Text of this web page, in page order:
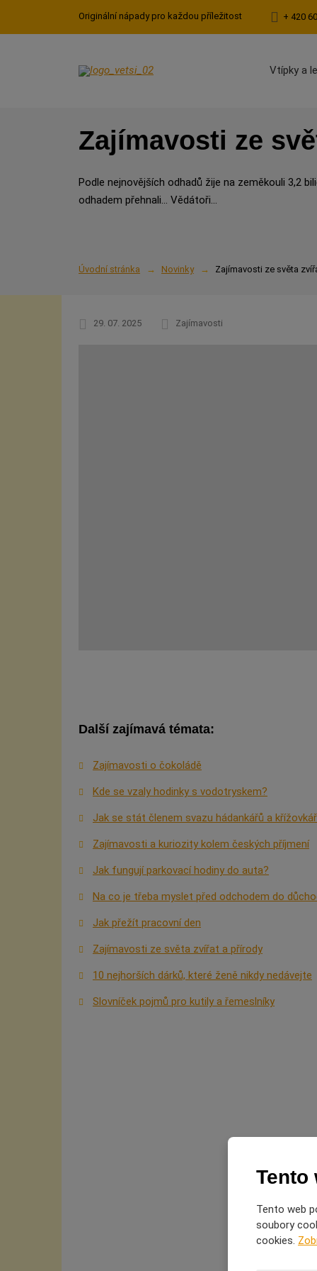
Originální nápady pro každou příležitost + 420
Vtípky a
Zajímavosti ze
Podle nejnovějších odhadů žije na zeměkouli 3,2
odhadem přehnali... Vědátoři...
Úvodní stránka Novinky Zajímavosti ze světa
29. 07. 2025 Zajímavosti
Další zajímavá témata:
Zajímavosti o čokoládě
Kde se vzaly hodinky s vodotryskem?
Jak se stát členem svazu hádankářů a
Zajímavosti a kuriozity kolem českých příjmení
Jak fungují parkovací hodiny do auta?
Na co je třeba myslet před odchodem do
Jak přežít pracovní den
Zajímavosti ze světa zvířat a přírody
10 nejhorších dárků, které ženě nikdy nedávejte
Slovníček pojmů pro kutily a řemeslníky
Tento
Tento web
soubory
cookies.